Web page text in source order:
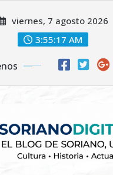
viernes, 7 agosto 2026
3:55:18 AM